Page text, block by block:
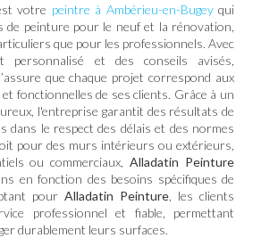
votre peintre à Ambérieu-en-Bugeyqui
de peinture pour le neuf et la rénovation,
que pour les professionnels. Avec
personnalisé et des conseils avisés,
que chaque projet correspond aux
fonctionnelles de ses clients. Grâce à un
l'entreprise garantit des résultats de
dans le respect des délais et des normes
pour des murs intérieurs ou extérieurs,
ou commerciaux, Alladatin Peinture
en fonction des besoins spécifiques de
pour Alladatin Peinture , les clients
professionnel et fiable, permettant
durablement leurs surfaces.